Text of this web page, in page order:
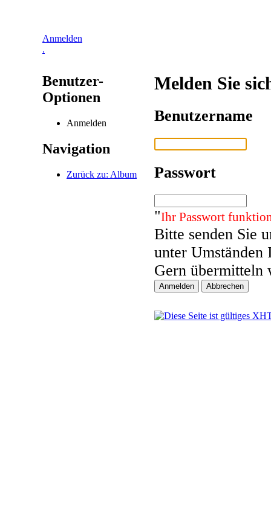
Anmelden
.
Benutzer-
Optionen
Anmelden
Navigation
Zurück zu: Album
Melden Sie
Benutzername
Passwort
"Ihr Passwort
Bitte senden Sie
unter Umständen
Gern übermitteln